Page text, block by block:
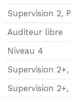
Supervision 2,
Auditeur libre
Niveau 4
Supervision
Supervision